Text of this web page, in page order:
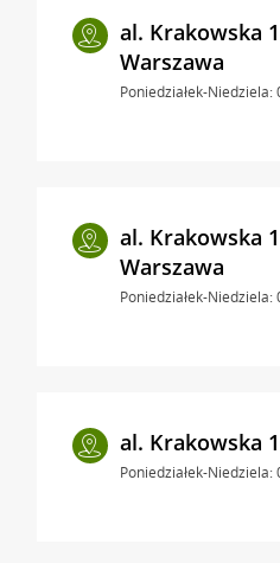
al. Krakowska
Warszawa
Poniedziałek-Niedziela:
al. Krakowska
Warszawa
Poniedziałek-Niedziela:
al. Krakowska
Poniedziałek-Niedziela: